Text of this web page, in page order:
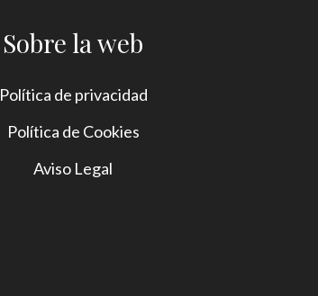
Sobre la web
Política de privacidad
Política de Cookies
Aviso Legal